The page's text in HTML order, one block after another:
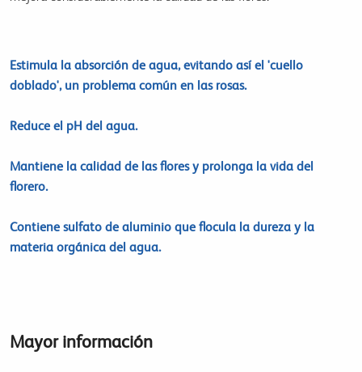
Estimula la absorción de agua, evitando así el 'cuello
doblado', un problema común en las rosas.
Reduce el pH del agua.
Mantiene la calidad de las flores y prolonga la vida del
florero.
Contiene sulfato de aluminio que flocula la dureza y la
materia orgánica del agua.
Mayor información